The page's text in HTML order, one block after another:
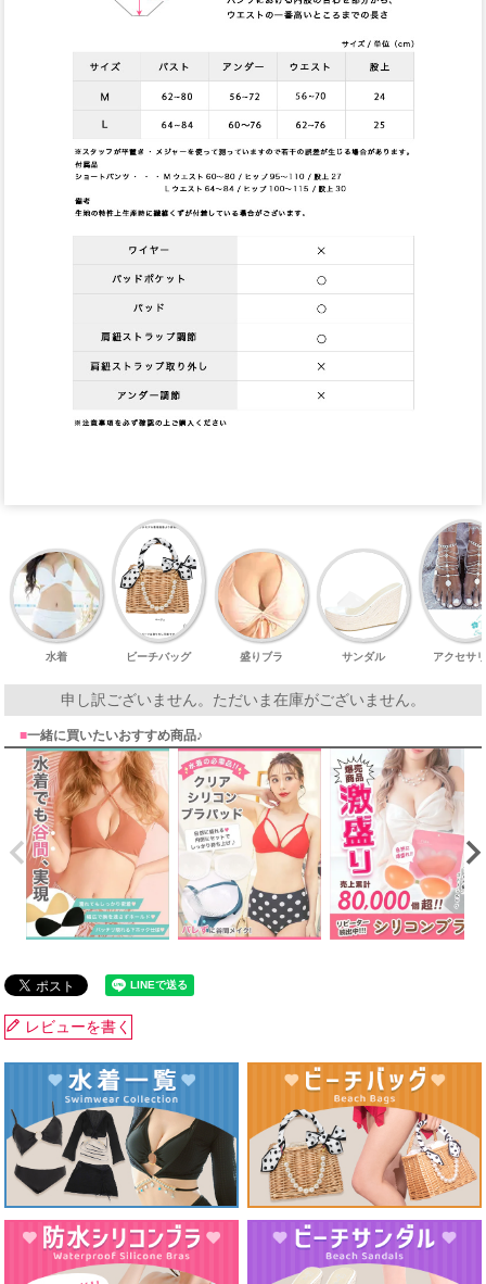
水着 ビーチバッグ 盛りブラ サンダル アクセサ
申し訳ございません。ただいま在庫がございません。
■一緒に買いたいおすすめ商品♪
レビューを書く